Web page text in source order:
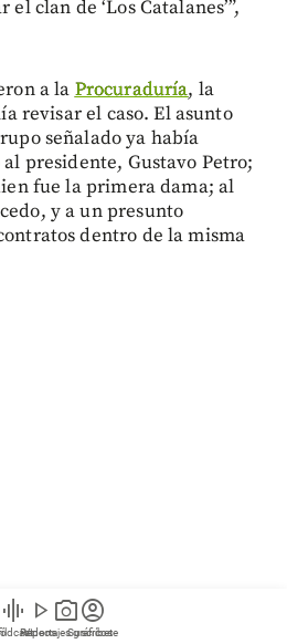
graphic_eq play_arrow
Videos
photo_camera
Reportajes gráficos
account_circle
Suscríbete
clan de ‘Los Catalanes’”,
a laProcuraduría, la
revisar el caso. El asunto
señalado ya había
presidente, Gustavo Petro;
fue la primera dama; al
y a un presunto
dentro de la misma